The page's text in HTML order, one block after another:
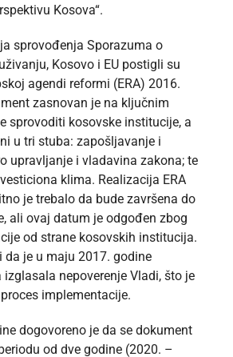
Kosova“.
sprovođenja Sporazuma o
Kosovo i EU postigli su
agendi reformi (ERA) 2016.
zasnovan je na ključnim
sprovoditi kosovske institucije, a
u tri stuba: zapošljavanje i
upravljanje i vladavina zakona; te
klima. Realizacija ERA
je trebalo da bude završena do
ali ovaj datum je odgođen zbog
od strane kosovskih institucija.
da je u maju 2017. godine
nepoverenje Vladi, što je
implementacije.
dogovoreno je da se dokument
od dve godine (2020. –